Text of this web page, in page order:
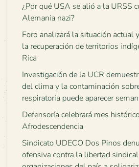
¿Por qué USA se alió a la URSS
Alemania nazi?
Foro analizará la situación actual
la recuperación de territorios
Rica
Investigación de la UCR
del clima y la contaminación
respiratoria puede aparecer
Defensoría celebrará mes
Afrodescendencia
Sindicato UDECO Dos Pinos
ofensiva contra la libertad